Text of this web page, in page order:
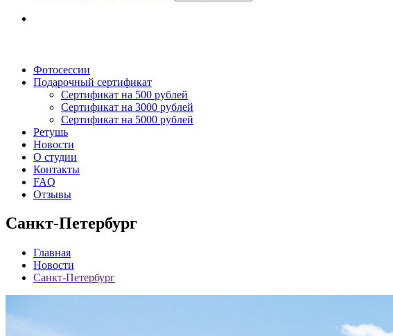
Фотосессии
Подарочный сертификат
Сертификат на 500 рублей
Сертификат на 3000 рублей
Сертификат на 5000 рублей
Ретушь
Новости
О студии
Контакты
FAQ
Отзывы
Санкт-Петербург
Главная
Новости
Санкт-Петербург